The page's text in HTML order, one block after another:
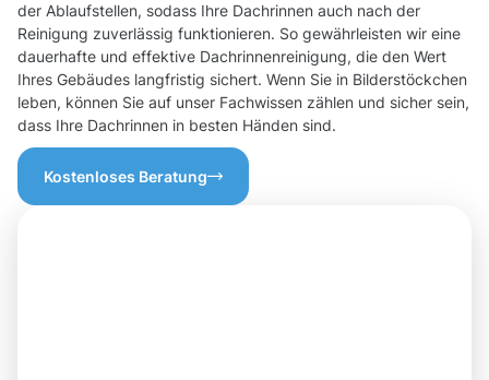
der Ablaufstellen, sodass Ihre Dachrinnen auch nach der
Reinigung zuverlässig funktionieren. So gewährleisten wir eine
dauerhafte und effektive Dachrinnenreinigung, die den Wert
Ihres Gebäudes langfristig sichert. Wenn Sie in Bilderstöckchen
leben, können Sie auf unser Fachwissen zählen und sicher sein,
dass Ihre Dachrinnen in besten Händen sind.
Kostenloses Beratung